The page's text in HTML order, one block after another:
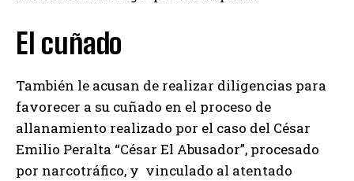
El cuñado
También le acusan de realizar diligencias para
favorecer a su cuñado en el proceso de
allanamiento realizado por el caso del César
Emilio Peralta “César El Abusador”, procesado
por narcotráfico, y vinculado al atentado